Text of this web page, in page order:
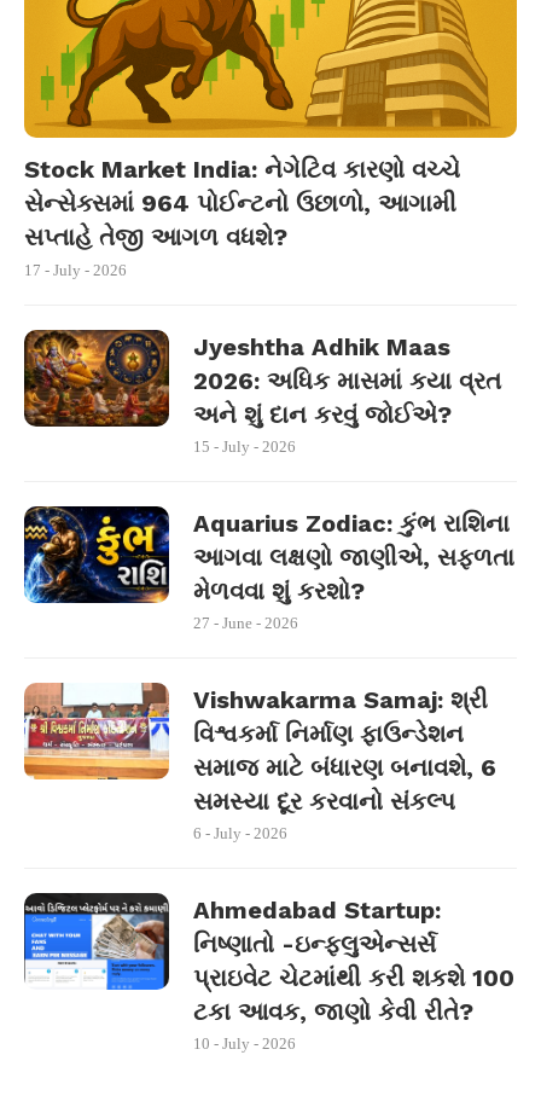
Stock Market India: નેગેટિવ કારણો વચ્ચે
સેન્સેક્સમાં 964 પોઈન્ટનો ઉછાળો, આગામી
સપ્તાહે તેજી આગળ વધશે?
17 - July - 2026
Jyeshtha Adhik Maas
2026: અધિક માસમાં કયા વ્રત
અને શું દાન કરવું જોઈએ?
15 - July - 2026
Aquarius Zodiac: કુંભ રાશિના
આગવા લક્ષણો જાણીએ, સફળતા
મેળવવા શું કરશો?
27 - June - 2026
Vishwakarma Samaj: શ્રી
વિશ્વકર્મા નિર્માણ ફાઉન્ડેશન
સમાજ માટે બંધારણ બનાવશે, 6
સમસ્યા દૂર કરવાનો સંકલ્પ
6 - July - 2026
Ahmedabad Startup:
નિષ્ણાતો -ઇન્ફ્લુએન્સર્સ
પ્રાઇવેટ ચેટમાંથી કરી શકશે 100
ટકા આવક, જાણો કેવી રીતે?
10 - July - 2026